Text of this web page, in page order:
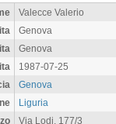
Valecce Valerio
Genova
Genova
1987-07-25
Genova
Liguria
Via Lodi, 177/3